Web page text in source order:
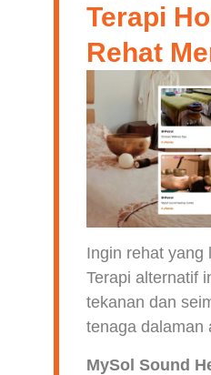
Terapi
Rehat
Ingin rehat yang
Terapi alternatif
tekanan dan
tenaga dalaman
MySol Sound